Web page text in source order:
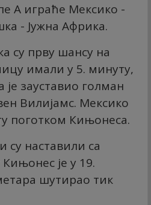
А играће Мексико -
- Јужна Африка.
су прву шансу на
имали у 5. минуту,
зауставио голман
Вилијамс. Мексико
поготком Кињонеса.
наставили са
је у 19.
шутирао тик